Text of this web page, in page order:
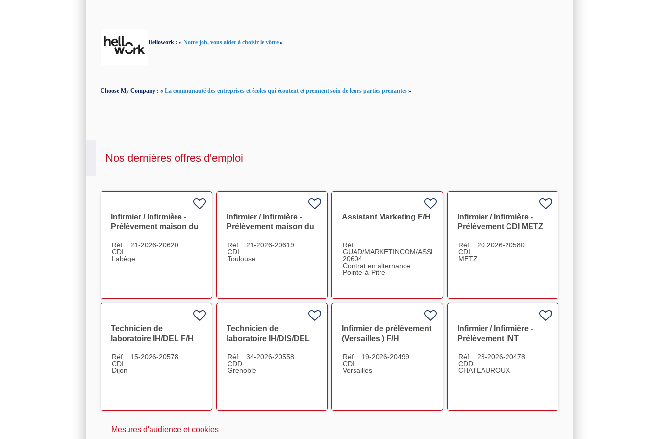
Hellowork : « Notre job, vous aider à choisir le vôtre »
Choose My Company : « La communauté des entreprises et écoles qui écoutent et prennent soin de leurs parties prenantes »
Nos dernières offres d'emploi
Infirmier / Infirmière -
Prélèvement maison du
Réf. : 21-2026-20620
CDI
Labège
Infirmier / Infirmière -
Prélèvement maison du
Réf. : 21-2026-20619
CDI
Toulouse
Assistant Marketing F/H
Réf. :
GUAD/MARKETINCOM/ASSMARKETING-
20604
Contrat en alternance
Pointe-à-Pitre
Infirmier / Infirmière -
Prélèvement CDI METZ
Réf. : 20 2026-20580
CDI
METZ
Technicien de
laboratoire IH/DEL F/H
Réf. : 15-2026-20578
CDI
Dijon
Technicien de
laboratoire IH/DIS/DEL
Réf. : 34-2026-20558
CDD
Grenoble
Infirmier de prélèvement
(Versailles ) F/H
Réf. : 19-2026-20499
CDI
Versailles
Infirmier / Infirmière -
Prélèvement INT
Réf. : 23-2026-20478
CDD
CHATEAUROUX
Mesures d'audience et cookies